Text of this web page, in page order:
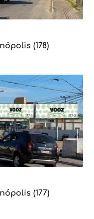
(178)
(177)